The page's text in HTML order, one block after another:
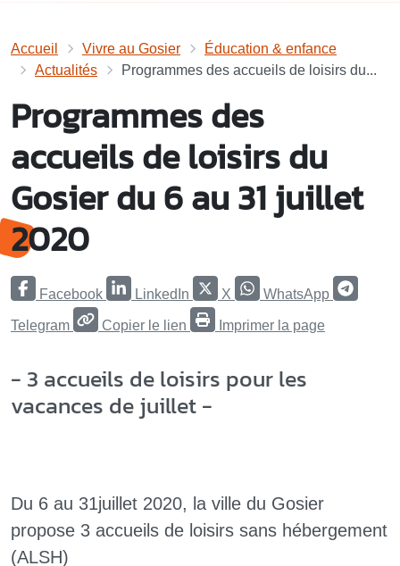
Accueil Vivre au Gosier
Éducation & enfance
Actualités
Programmes des accueils de loisirs du...
Programmes des
accueils de loisirs du
Gosier du 6 au 31 juillet
2020
Facebook LinkedIn X WhatsApp
Telegram Copier le lien Imprimer la page
- 3 accueils de loisirs pour les
vacances de juillet -
Du 6 au 31juillet 2020, la ville du Gosier
propose 3 accueils de loisirs sans hébergement
(ALSH)